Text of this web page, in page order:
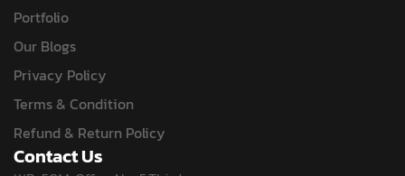
Portfolio
Our Blogs
Privacy Policy
Terms & Condition
Refund & Return Policy
Contact Us